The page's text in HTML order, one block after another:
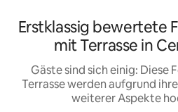
Erstklassig bewertete
mit Terrasse in
Gäste sind sich einig: Diese
Terrasse werden aufgrund
weiterer Aspekte